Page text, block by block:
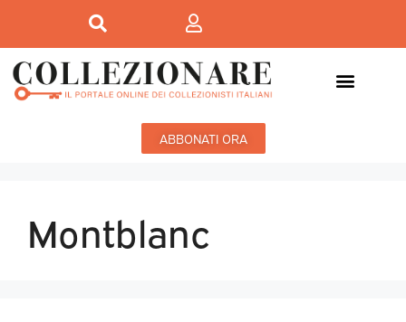
ABBONATI ORA
Montblanc